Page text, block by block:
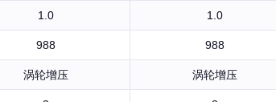
1.0 1.0
988 988
涡轮增压 涡轮增压